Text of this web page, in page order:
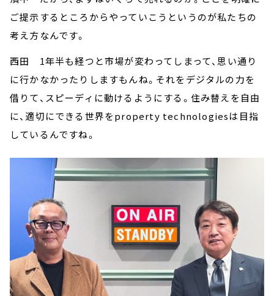
ご提示するところからやっていこうというのが私たちの
考え方なんです。
西田 1年半も経つと市場が変わってしまって、思い通り
に行かなかったりしますもんね。それをデジタルの力を
借りて、スピーディに動けるようにする。住み替えを自由
に、適切にできる世界をproperty technologiesは目指
しているんですね。